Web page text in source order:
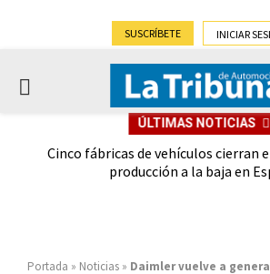
SUSCRÍBETE INICIAR
PRIMARY
ÚLTIMAS NOTICIAS
Cinco fábricas de vehículos cierran
producción a la baja en
Portada » Noticias » Daimler vuelve a